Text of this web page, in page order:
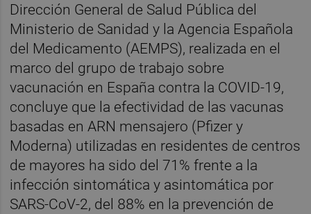
Dirección General de Salud Pública del
Ministerio de Sanidad y la Agencia Española
del Medicamento (AEMPS), realizada en el
marco del grupo de trabajo sobre
vacunación en España contra la COVID-19,
concluye que la efectividad de las vacunas
basadas en ARN mensajero (Pfizer y
Moderna) utilizadas en residentes de centros
de mayores ha sido del 71% frente a la
infección sintomática y asintomática por
SARS-CoV-2, del 88% en la prevención de